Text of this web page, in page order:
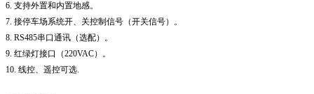
6. 支持外置和内置地感。
7. 接停车场系统开、关控制信号（开关信号）。
8. RS485串口通讯（选配）。
9. 红绿灯接口（220VAC）。
10. 线控、遥控可选.